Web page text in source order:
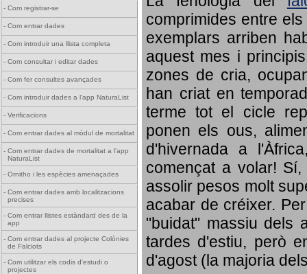
- Com registrar-se
- Com entrar dades
- Com introduir una llista completa
- Com consultar i editar dades
- Com fer consultes avançades
- Com introduir dades a l'app NaturaList
- Verificacions
- Com entrar dades al mòdul de mortalitat
- Com entrar dades de mortalitat a l'app
NaturaList
- Ornitho i les espècies amenaçades
- Com entrar dades amb localitzacions
precises
- Com entrar llistes estàndard des de la
app
- Com entrar dades al projecte Colònies
de Falciots
- Com utilitzar els codis d'estudi o
projectes
comprimides entre
exemplars arriben
aquest mes i
zones de cria,
han criat en
terme tot el cicle
ponen els ous,
d'hivernada a
començat a volar!
assolir pesos molt
acabar de créixer.
"buidat" massiu dels
tardes d'estiu, però
d'agost (la majoria